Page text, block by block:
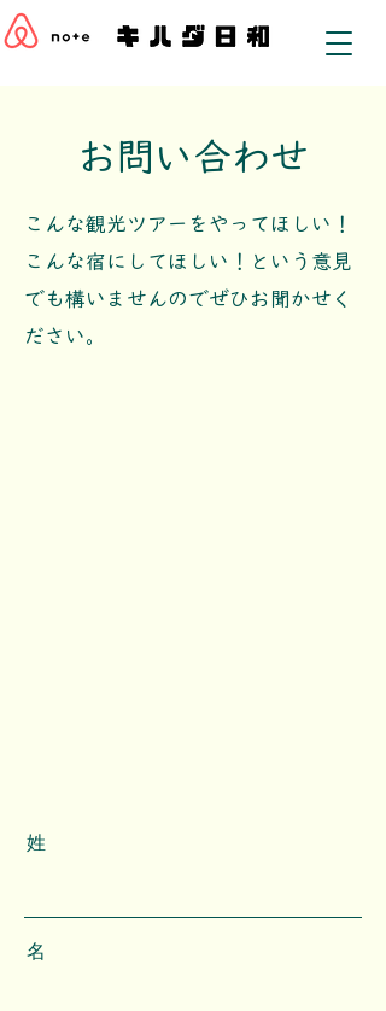
お問い合わせ
​こんな観光ツアーをやってほしい！
こんな宿にしてほしい！という意見
でも構いませんのでぜひお聞かせく
ださい。
姓
名